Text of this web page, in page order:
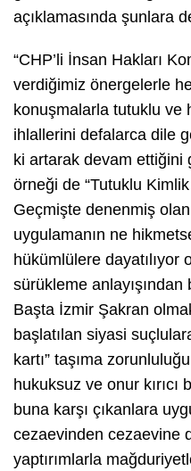
açıklamasında şunlara
“CHP’li İnsan Hakları
verdiğimiz önergelerle
konuşmalarla tutuklu ve
ihlallerini defalarca dile
ki artarak devam ettiğini
örneği de “Tutuklu Kimlik
Geçmişte denenmiş olan
uygulamanın ne
hükümlülere dayatılıyor
sürükleme
Başta İzmir Şakran
başlatılan siyasi
kartı” taşıma
hukuksuz ve onur kırıcı
buna karşı çıkanlara
cezaevinden cezaevine
yaptırımlarla